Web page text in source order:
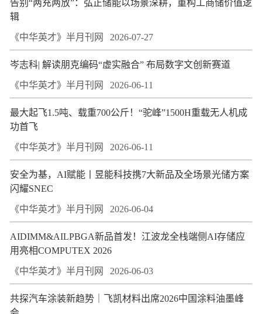
告别“两充两放”：弘正储能以场景深耕，重构工商储价值逻
辑
《中华英才》半月刊网 2026-07-27
岑志科| 解读朋克编码“虚实融合” 布局数字文创新赛道
《中华英才》半月刊网 2026-06-11
最大起飞1.5吨、载重700公斤！“驼峰”1500H重载无人机成
功首飞
《中华英才》半月刊网 2026-06-11
安全为基，AI赋能丨昱能科技携7大新品及全场景光储方案
闪耀SNEC
《中华英才》半月刊网 2026-06-04
AIDIMM&AILPBGA新品首发！江波龙全栈端侧AI存储应
用亮相COMPUTEX 2026
《中华英才》半月刊网 2026-06-03
共探汽车涂装新趋势｜飞凯材料出席2026中国涂料油墨峰